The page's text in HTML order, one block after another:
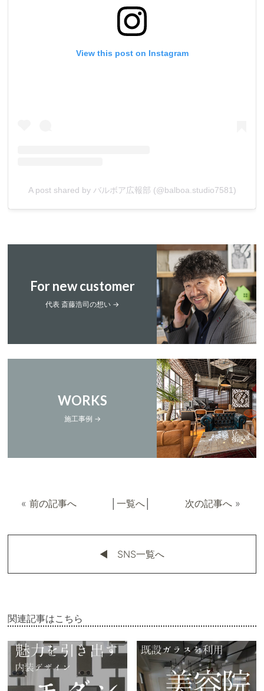
View this post on Instagram
A post shared by バルボア広報部 (@balboa.studio7581)
For new customer
代表 斎藤浩司の想い →
WORKS
施工事例 →
« 前の記事へ 一覧へ│ 次の記事へ»
◀︎ SNS一覧へ
関連記事はこちら